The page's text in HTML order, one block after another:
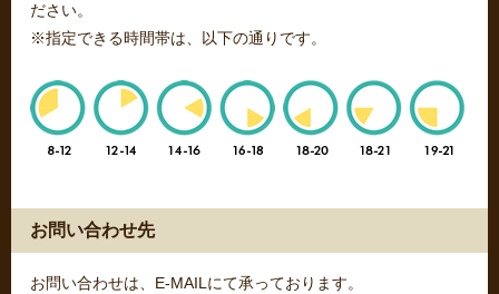
ださい。
※指定できる時間帯は、以下の通りです。
お問い合わせ先
お問い合わせは、E-MAILにて承っております。